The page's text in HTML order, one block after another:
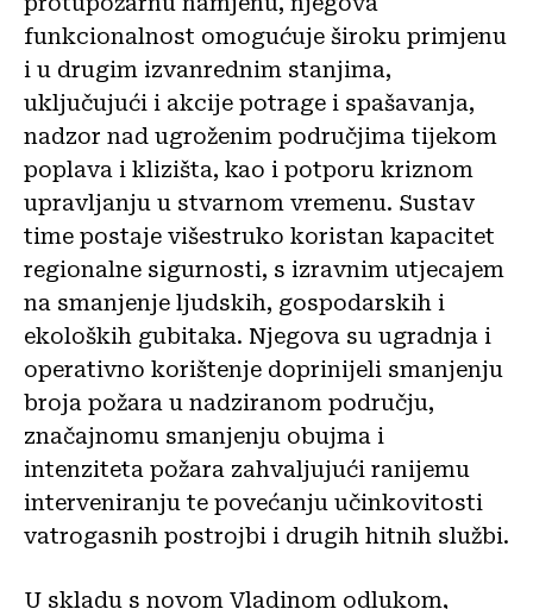
funkcionalnost omogućuje široku primjenu
i u drugim izvanrednim stanjima,
uključujući i akcije potrage i spašavanja,
nadzor nad ugroženim područjima tijekom
poplava i klizišta, kao i potporu kriznom
upravljanju u stvarnom vremenu. Sustav
time postaje višestruko koristan kapacitet
regionalne sigurnosti, s izravnim utjecajem
na smanjenje ljudskih, gospodarskih i
ekoloških gubitaka. Njegova su ugradnja i
operativno korištenje doprinijeli smanjenju
broja požara u nadziranom području,
značajnomu smanjenju obujma i
intenziteta požara zahvaljujući ranijemu
interveniranju te povećanju učinkovitosti
vatrogasnih postrojbi i drugih hitnih službi.
U skladu s novom Vladinom odlukom,